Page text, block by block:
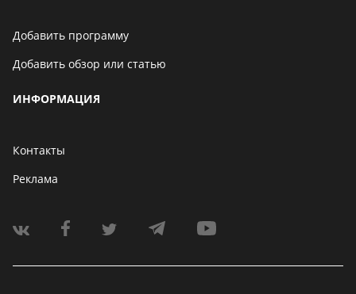
Добавить программу
Добавить обзор или статью
ИНФОРМАЦИЯ
Контакты
Реклама